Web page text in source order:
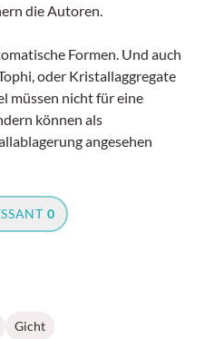
die Autoren.
Formen. Und auch
oder Kristallaggregate
müssen nicht für eine
können als
angesehen
0
Gicht